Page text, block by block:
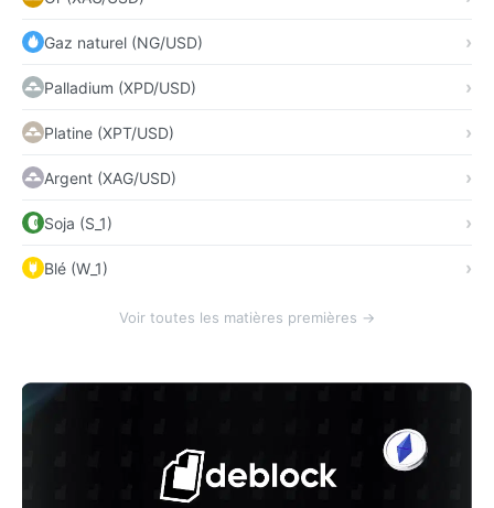
Gaz naturel (NG/USD)
Palladium (XPD/USD)
Platine (XPT/USD)
Argent (XAG/USD)
Soja (S_1)
Blé (W_1)
Voir toutes les matières premières →